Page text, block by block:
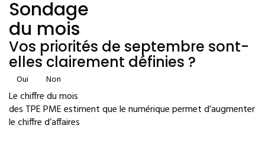
Sondage
du mois
Vos priorités de septembre sont-
elles clairement définies ?
Oui Non
Le chiffre du mois
des TPE PME estiment que le numérique permet d’augmenter
le chiffre d’affaires